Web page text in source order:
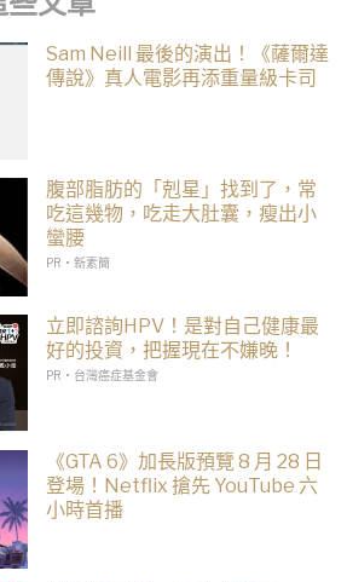
Sam Neill 最後的演出！《薩爾達
傳說》真人電影再添重量級卡司
腹部脂肪的「剋星」找到了，常
吃這幾物，吃走大肚囊，瘦出小
蠻腰
PR・新素簡
立即諮詢HPV！是對自己健康最
好的投資，把握現在不嫌晚！
PR・台灣癌症基金會
《GTA 6》加長版預覽 8 月 28 日
登場！Netflix 搶先 YouTube 六
小時首播